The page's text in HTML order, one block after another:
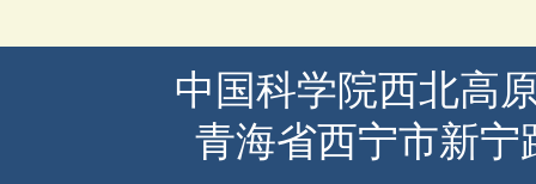
中国科学院西北高
青海省西宁市新宁